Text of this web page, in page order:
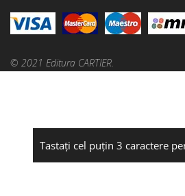
© 2021 Editura CARTIER.